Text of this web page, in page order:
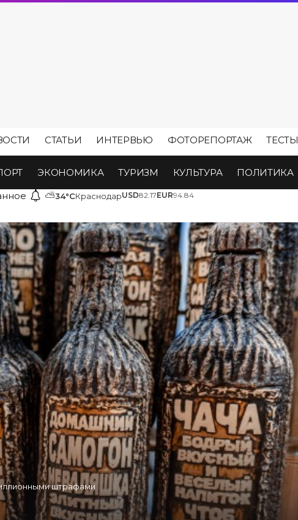
СТАТЬИ ИНТЕРВЬЮ ФОТОРЕПОРТАЖ ТЕСТЫ
ЭКОНОМИКА ТУРИЗМ КУЛЬТУРА ПОЛИТИКА
⛅34°CКраснодарUSD82.17EUR94.84
штрафами